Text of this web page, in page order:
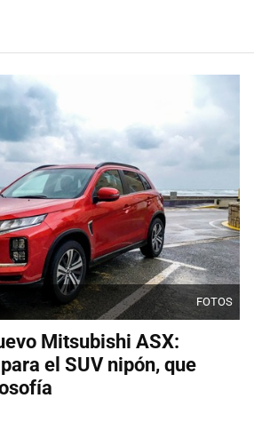
FOTOS
Mitsubishi ASX:
el SUV nipón, que